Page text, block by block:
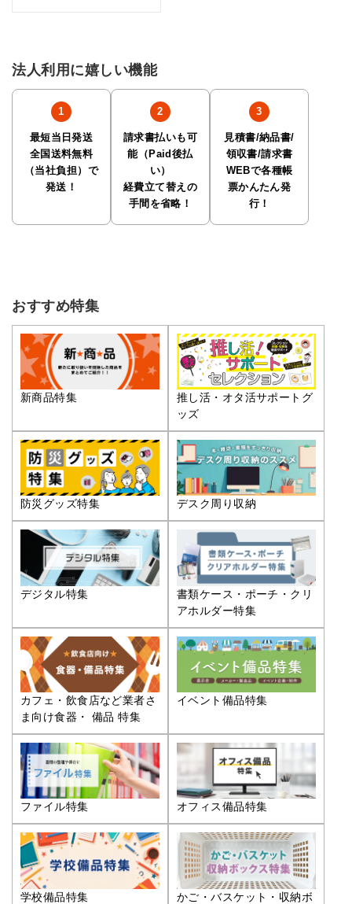
法人利用に嬉しい機能
最短当日発送
全国送料無料
（当社負担）で
発送！
請求書払いも可
能（Paid後払
い）
経費立て替えの
手間を省略！
見積書/納品書/
領収書/請求書
WEBで各種帳
票かんたん発
行！
おすすめ特集
新商品特集
推し活・オタ活サポートグ
ッズ
防災グッズ特集 デスク周り収納
デジタル特集
書類ケース・ポーチ・クリ
アホルダー特集
カフェ・飲食店など業者さ
ま向け食器・ 備品 特集
イベント備品特集
ファイル特集 オフィス備品特集
学校備品特集
かご・バスケット・収納ボ